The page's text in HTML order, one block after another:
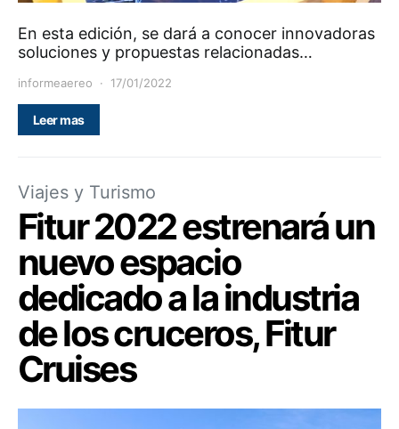
En esta edición, se dará a conocer innovadoras
soluciones y propuestas relacionadas…
informeaereo 17/01/2022
Leer mas
Viajes y Turismo
Fitur 2022 estrenará un
nuevo espacio
dedicado a la industria
de los cruceros, Fitur
Cruises